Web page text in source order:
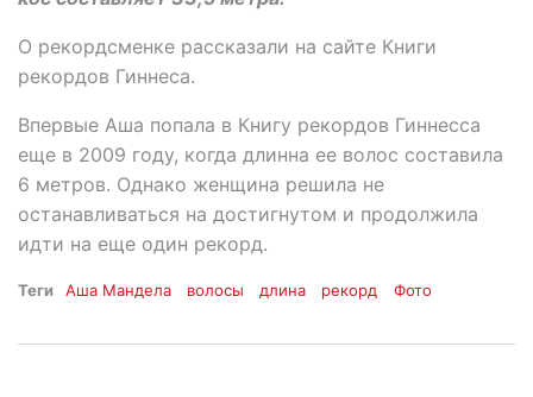
О рекордсменке рассказали на сайте Книги
рекордов Гиннеса.
Впервые Аша попала в Книгу рекордов Гиннесса
еще в 2009 году, когда длинна ее волос составила
6 метров. Однако женщина решила не
останавливаться на достигнутом и продолжила
идти на еще один рекорд.
Теги Аша Мандела волосы длина рекорд Фото